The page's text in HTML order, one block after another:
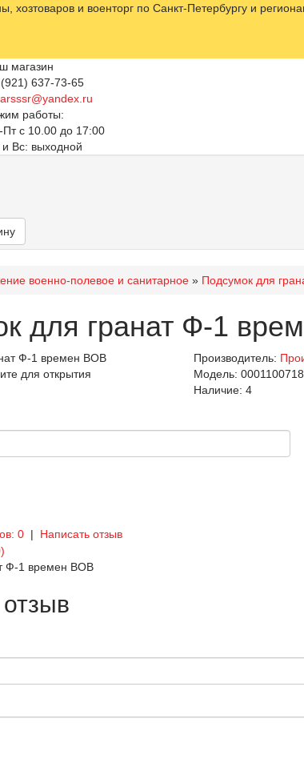
хозтоваров и военторг по Санкт-Петербургу и
магазин
637-73-65
работы:
Пт с 10.00 до 17:00
Вс: выходной
военно-полевое и санитарное » Подсумок для
для гранат Ф-1
для открытия
Производитель:
Модель:
Наличие: 4
0| Написать отзыв
Ф-1 времен ВОВ